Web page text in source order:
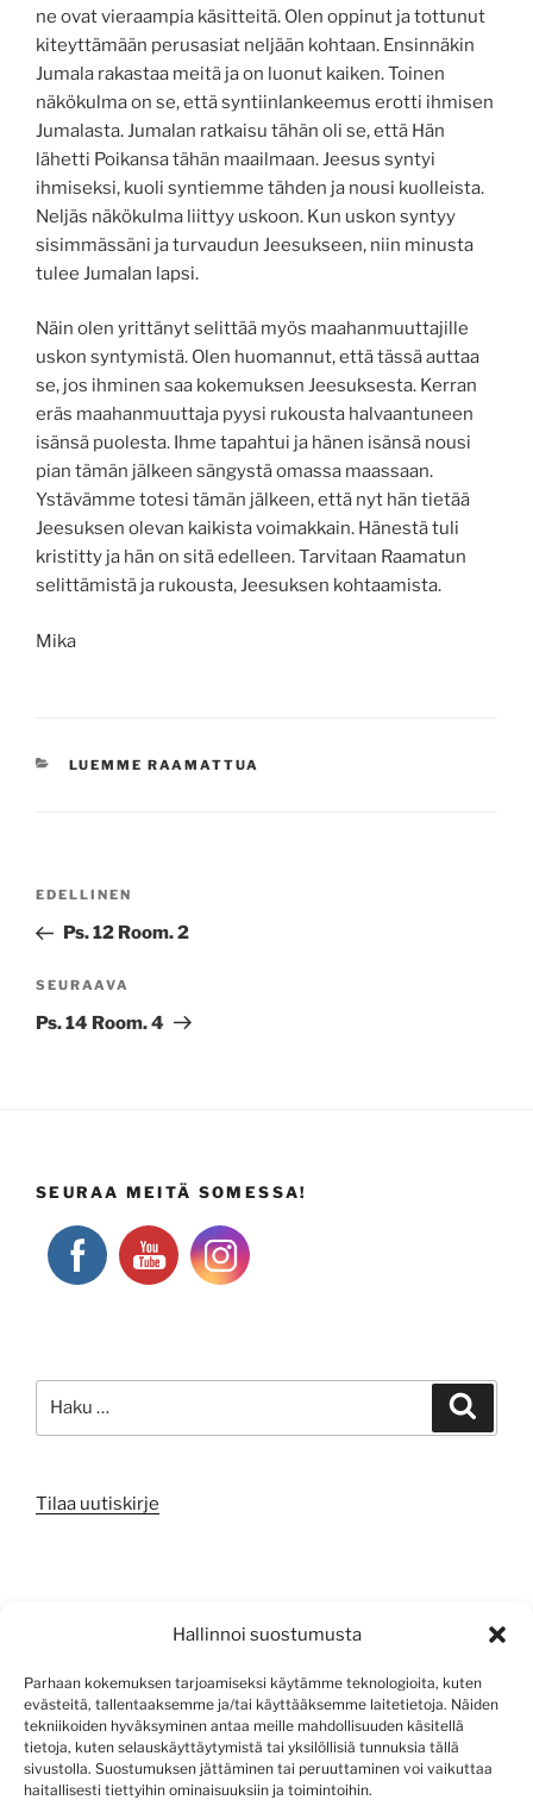
Hallinnoi suostumusta
Parhaan kokemuksen tarjoamiseksi käytämme teknologioita, kuten
evästeitä, tallentaaksemme ja/tai käyttääksemme laitetietoja. Näiden
tekniikoiden hyväksyminen antaa meille mahdollisuuden käsitellä
tietoja, kuten selauskäyttäytymistä tai yksilöllisiä tunnuksia tällä
sivustolla. Suostumuksen jättäminen tai peruuttaminen voi vaikuttaa
haitallisesti tiettyihin ominaisuuksiin ja toimintoihin.
ne ovat vieraampia käsitteitä. Olen oppinut ja tottunut
kiteyttämään perusasiat neljään kohtaan. Ensinnäkin
Jumala rakastaa meitä ja on luonut kaiken. Toinen
näkökulma on se, että syntiinlankeemus erotti ihmisen
Jumalasta. Jumalan ratkaisu tähän oli se, että Hän
lähetti Poikansa tähän maailmaan. Jeesus syntyi
ihmiseksi, kuoli syntiemme tähden ja nousi kuolleista.
Neljäs näkökulma liittyy uskoon. Kun uskon syntyy
sisimmässäni ja turvaudun Jeesukseen, niin minusta
tulee Jumalan lapsi.
Näin olen yrittänyt selittää myös maahanmuuttajille
uskon syntymistä. Olen huomannut, että tässä auttaa
se, jos ihminen saa kokemuksen Jeesuksesta. Kerran
eräs maahanmuuttaja pyysi rukousta halvaantuneen
isänsä puolesta. Ihme tapahtui ja hänen isänsä nousi
pian tämän jälkeen sängystä omassa maassaan.
Ystävämme totesi tämän jälkeen, että nyt hän tietää
Jeesuksen olevan kaikista voimakkain. Hänestä tuli
kristitty ja hän on sitä edelleen. Tarvitaan Raamatun
selittämistä ja rukousta, Jeesuksen kohtaamista.
Mika
KATEGORIAT
LUEMME RAAMATTUA
Edellinen
artikkeli
EDELLINEN
Ps. 12 Room. 2
Seuraava
artikkeli
SEURAAVA
Ps. 14 Room. 4
SEURAA MEITÄ SOMESSA!
Tilaa uutiskirje
Sisältösyöte
Kommenttisyöte